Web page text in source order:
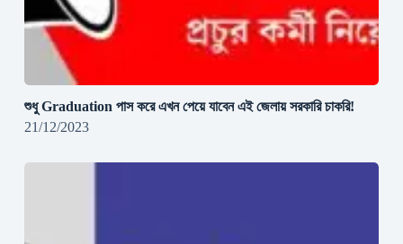
শুধু Graduation পাস করে এখন পেয়ে যাবেন এই জেলায় সরকারি চাকরি!
21/12/2023